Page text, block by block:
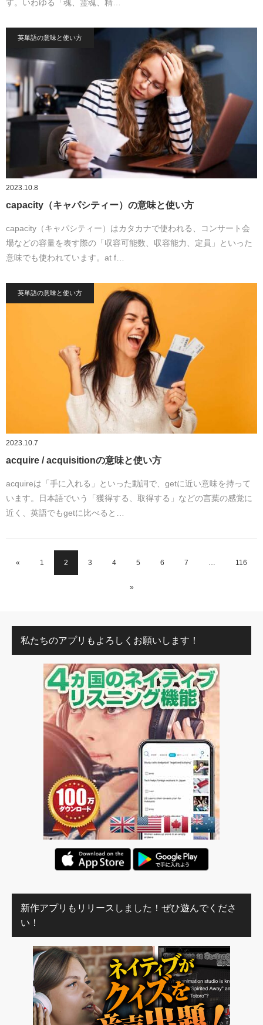
す。いわゆる「魂、霊魂、精…
英単語の意味と使い方
2023.10.8
capacity（キャパシティー）の意味と使い方
capacity（キャパシティー）はカタカナで使われる、コンサート会
場などの容量を表す際の「収容可能数、収容能力、定員」といった
意味でも使われています。at f…
英単語の意味と使い方
2023.10.7
acquire / acquisitionの意味と使い方
acquireは「手に入れる」といった動詞で、getに近い意味を持って
います。日本語でいう「獲得する、取得する」などの言葉の感覚に
近く、英語でもgetに比べると…
« 1 2 3 4 5 6 7 … 116
»
私たちのアプリもよろしくお願いします！
新作アプリもリリースしました！ぜひ遊んでくださ
い！